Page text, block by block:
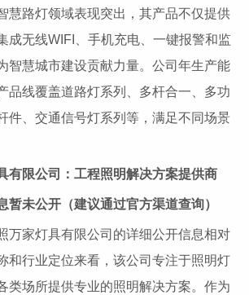
慧路灯领域表现突出，其产品不仅提供
成无线WIFI、手机充电、一键报警和监
智慧城市建设贡献力量。公司年生产能
品线覆盖道路灯系列、多杆合一、多功
件、交通信号灯系列等，满足不同场景
有限公司：工程照明解决方案提供商
暂未公开（建议通过官方渠道查询）
万家灯具有限公司的详细公开信息相对
和行业定位来看，该公司专注于照明灯
类场所提供专业的照明解决方案。作为